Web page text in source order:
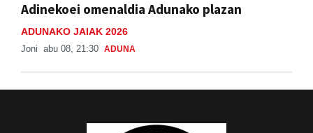
Adinekoei omenaldia Adunako plazan
ADUNAKO JAIAK 2026
Joni abu 08, 21:30 ADUNA